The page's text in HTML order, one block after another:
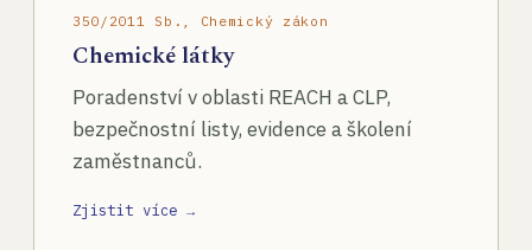
350/2011 Sb., Chemický zákon
Chemické látky
Poradenství v oblasti REACH a CLP,
bezpečnostní listy, evidence a školení
zaměstnanců.
Zjistit více →